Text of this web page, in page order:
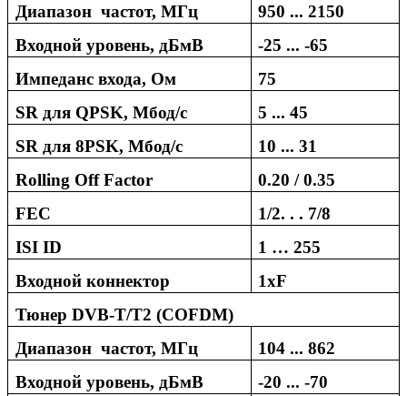
Диапазон частот, МГц
950 ... 2150
Входной уровень, дБмВ
-25 ... -65
Импеданс входа, Ом
75
SR для QPSK, Мбод/с
5 ... 45
SR для 8PSK, Мбод/с
10 ... 31
Rolling Off Factor
0.20 / 0.35
FEC
1/2. . . 7/8
ISI ID
1 … 255
Входной коннектор
1xF
Тюнер DVB-T/T2 (COFDM)
Диапазон частот, МГц
104 ...862
Входной уровень, дБмВ
-20 ... -70